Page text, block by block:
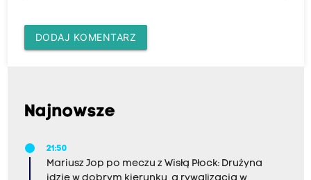
DODAJ KOMENTARZ
Najnowsze
21:50
Mariusz Jop po meczu z Wisłą Płock: Drużyna